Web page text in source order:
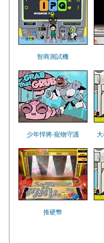
智商測試機
少年悍將-寵物守護
推硬幣